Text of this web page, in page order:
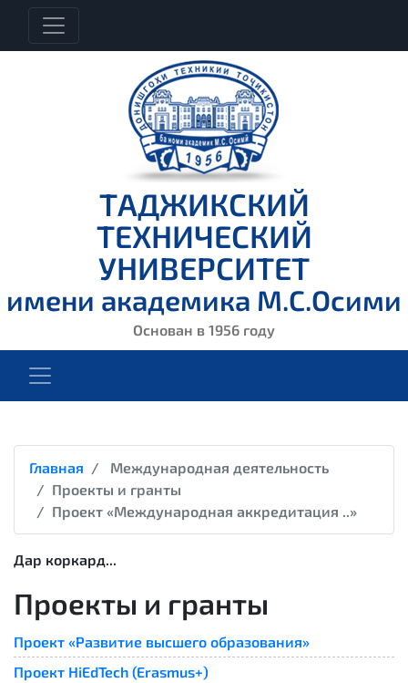
ТАДЖИКСКИЙ
ТЕХНИЧЕСКИЙ
УНИВЕРСИТЕТ
имени академика М.С.Осими
Основан в 1956 году
Главная
Международная деятельность
Проекты и гранты
Проект «Международная аккредитация ..»
Дар коркард...
Проекты и гранты
Проект «Развитие высшего образования»
Проект HiEdTech (Erasmus+)